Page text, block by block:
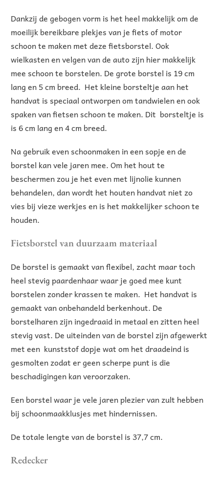
Dankzij de gebogen vorm is het heel makkelijk om de
moeilijk bereikbare plekjes van je fiets of motor
schoon te maken met deze fietsborstel. Ook
wielkasten en velgen van de auto zijn hier makkelijk
mee schoon te borstelen. De grote borstel is 19 cm
lang en 5 cm breed. Het kleine borsteltje aan het
handvat is speciaal ontworpen om tandwielen en ook
spaken van fietsen schoon te maken. Dit borsteltje is
is 6 cm lang en 4 cm breed.
Na gebruik even schoonmaken in een sopje en de
borstel kan vele jaren mee. Om het hout te
beschermen zou je het even met lijnolie kunnen
behandelen, dan wordt het houten handvat niet zo
vies bij vieze werkjes en is het makkelijker schoon te
houden.
Fietsborstel van duurzaam materiaal
De borstel is gemaakt van flexibel, zacht maar toch
heel stevig paardenhaar waar je goed mee kunt
borstelen zonder krassen te maken. Het handvat is
gemaakt van onbehandeld berkenhout. De
borstelharen zijn ingedraaid in metaal en zitten heel
stevig vast. De uiteinden van de borstel zijn afgewerkt
met een kunststof dopje wat om het draadeind is
gesmolten zodat er geen scherpe punt is die
beschadigingen kan veroorzaken.
Een borstel waar je vele jaren plezier van zult hebben
bij schoonmaakklusjes met hindernissen.
De totale lengte van de borstel is 37,7 cm.
Redecker